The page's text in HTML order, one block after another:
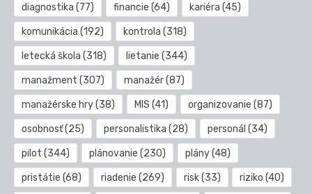
diagnostika (77) financie (64) kariéra (45)
komunikácia (192) kontrola (318)
letecká škola (318) lietanie (344)
manažment (307) manažér(87)
manažérske hry(38) MIS (41) organizovanie (87)
osobnosť(25) personalistika (28) personál (34)
pilot (344) plánovanie (230) plány(48)
pristátie (68) riadenie (269) risk(33) riziko (40)